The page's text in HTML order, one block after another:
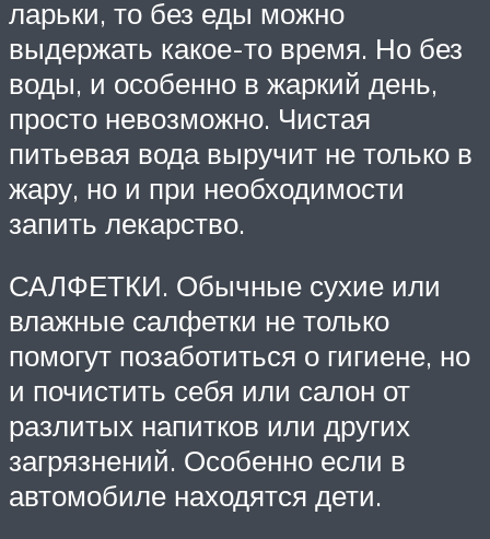
ларьки, то без еды можно
выдержать какое-то время. Но без
воды, и особенно в жаркий день,
просто невозможно. Чистая
питьевая вода выручит не только в
жару, но и при необходимости
запить лекарство.
САЛФЕТКИ. Обычные сухие или
влажные салфетки не только
помогут позаботиться о гигиене, но
и почистить себя или салон от
разлитых напитков или других
загрязнений. Особенно если в
автомобиле находятся дети.